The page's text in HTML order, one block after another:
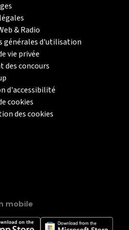
& Radio
générales d'utilisation
vie privée
des concours
d'accessibilité
cookies
des cookies
mobile